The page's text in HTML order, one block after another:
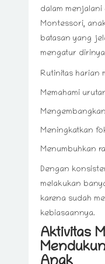
dalam menjalani
Montessori,
batasan yang
mengatur
Rutinitas harian
Memahami
Meningkatkan
Menumbuhkan
Dengan
melakukan
karena sudah
kebiasaannya.
Aktivitas